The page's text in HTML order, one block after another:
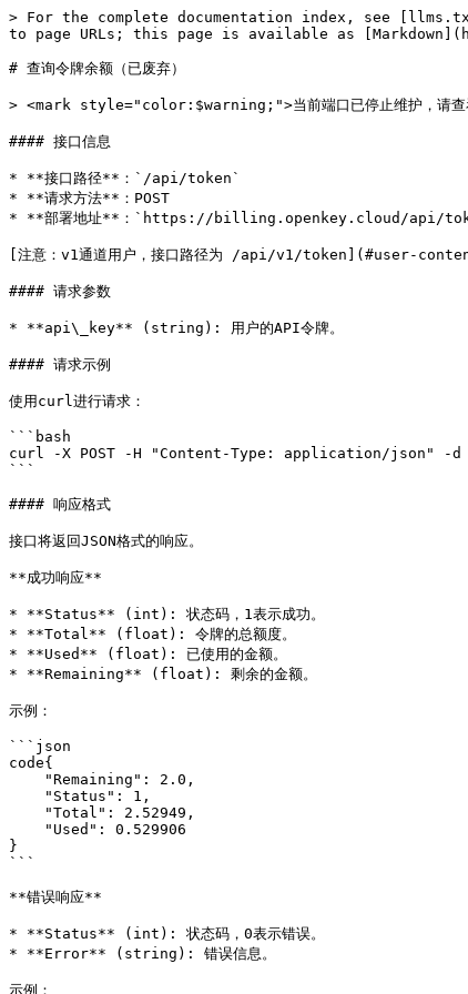
> For the complete documentation index, see
to page URLs; this page is available as
# 查询令牌余额（已废弃）
> <mark style="color:$warning;">当前端口已停止维护，请
#### 接口信息
* **接口路径**：`/api/token`
* **请求方法**：POST
* **部署地址**：`https://billing.openkey.cloud/api/
[注意：v1通道用户，接口路径为 /api/v1/token](#user-
#### 请求参数
* **api\_key** (string): 用户的API令牌。
#### 请求示例
使用curl进行请求：
```bash
curl -X POST -H "Content-Type: application/json"
```
#### 响应格式
接口将返回JSON格式的响应。
**成功响应**
* **Status** (int): 状态码，1表示成功。
* **Total** (float): 令牌的总额度。
* **Used** (float): 已使用的金额。
* **Remaining** (float): 剩余的金额。
示例：
```json
code{
}
```
**错误响应**
* **Status** (int): 状态码，0表示错误。
* **Error** (string): 错误信息。
示例：